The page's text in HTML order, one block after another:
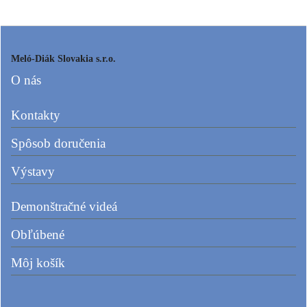
Meló-Diák Slovakia s.r.o.
O nás
Kontakty
Spôsob doručenia
Výstavy
Demonštračné videá
Obľúbené
Môj košík